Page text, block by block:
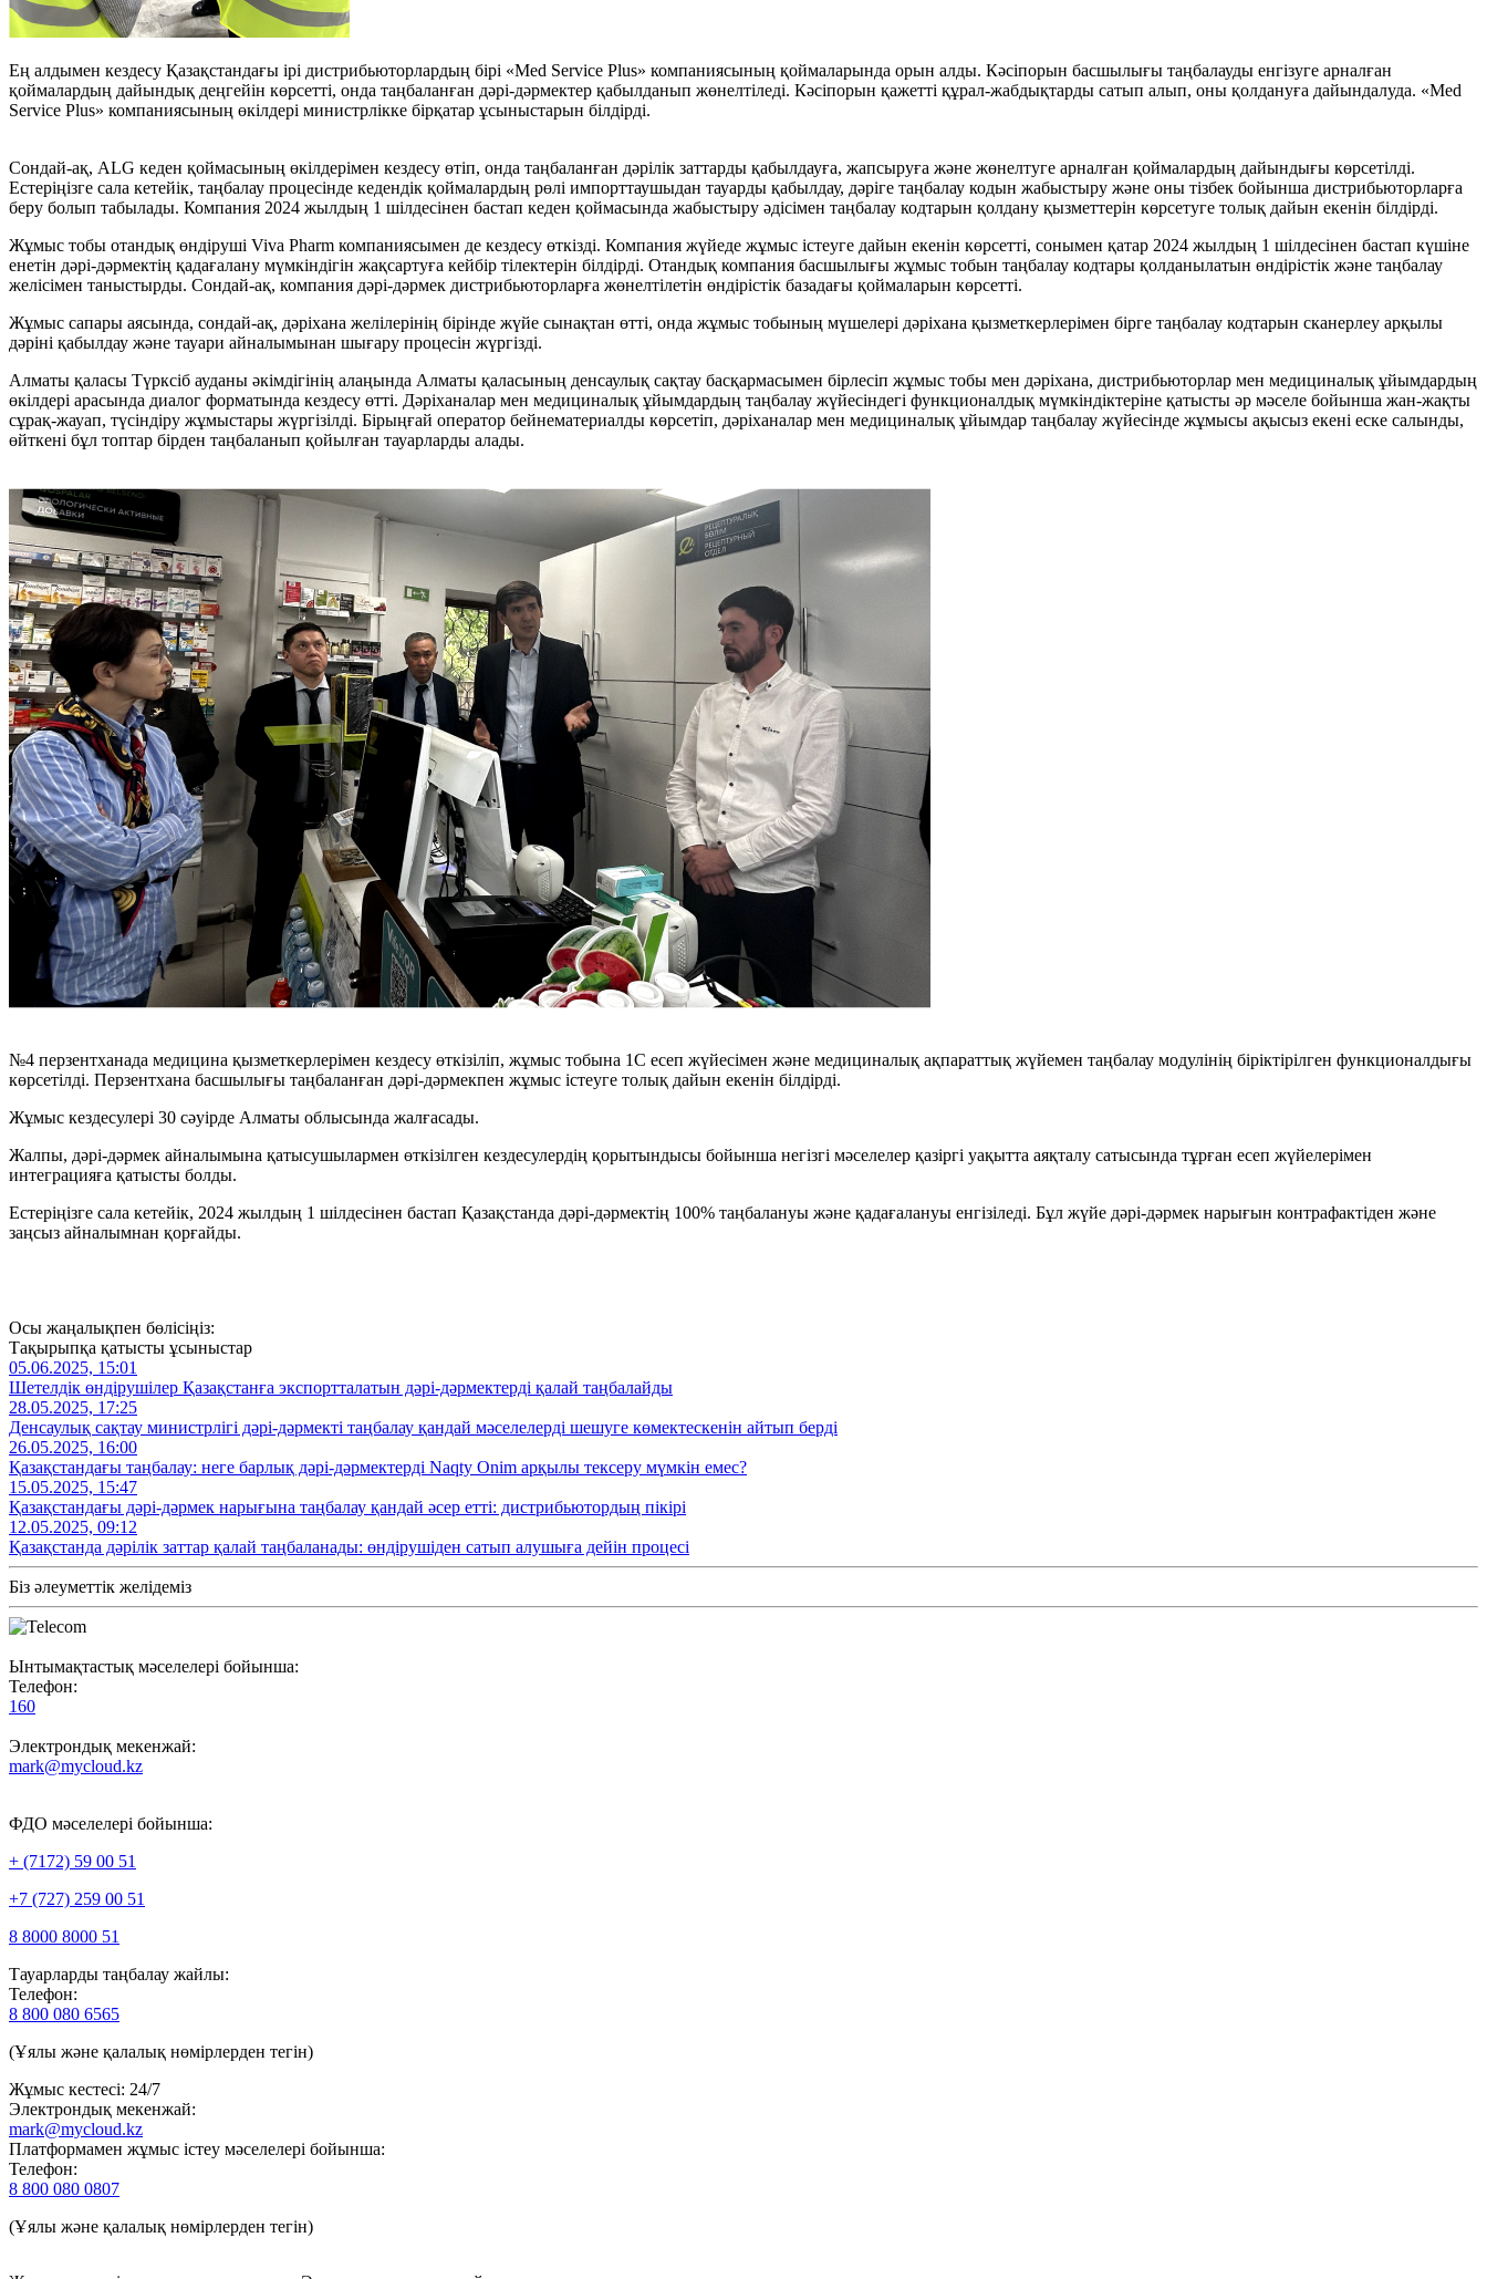
Ең алдымен кездесу Қазақстандағы ірі дистрибьюторлардың бірі «Med Service Plus» компаниясының қоймаларында орын алды. Кәсіпорын басшылығы таңбалауды енгізуге арналған
қоймалардың дайындық деңгейін көрсетті, онда таңбаланған дәрі-дәрмектер қабылданып жөнелтіледі. Кәсіпорын қажетті құрал-жабдықтарды сатып алып, оны қолдануға дайындалуда. «Med
Service Plus» компаниясының өкілдері министрлікке бірқатар ұсыныстарын білдірді.
Сондай-ақ, ALG кеден қоймасының өкілдерімен кездесу өтіп, онда таңбаланған дәрілік заттарды қабылдауға, жапсыруға және жөнелтуге арналған қоймалардың дайындығы көрсетілді.
Естеріңізге сала кетейік, таңбалау процесінде кедендік қоймалардың рөлі импорттаушыдан тауарды қабылдау, дәріге таңбалау кодын жабыстыру және оны тізбек бойынша дистрибьюторларға
беру болып табылады. Компания 2024 жылдың 1 шілдесінен бастап кеден қоймасында жабыстыру әдісімен таңбалау кодтарын қолдану қызметтерін көрсетуге толық дайын екенін білдірді.
Жұмыс тобы отандық өндіруші Viva Pharm компаниясымен де кездесу өткізді. Компания жүйеде жұмыс істеуге дайын екенін көрсетті, сонымен қатар 2024 жылдың 1 шілдесінен бастап күшіне
енетін дәрі-дәрмектің қадағалану мүмкіндігін жақсартуға кейбір тілектерін білдірді. Отандық компания басшылығы жұмыс тобын таңбалау кодтары қолданылатын өндірістік және таңбалау
желісімен таныстырды. Сондай-ақ, компания дәрі-дәрмек дистрибьюторларға жөнелтілетін өндірістік базадағы қоймаларын көрсетті.
Жұмыс сапары аясында, сондай-ақ, дәріхана желілерінің бірінде жүйе сынақтан өтті, онда жұмыс тобының мүшелері дәріхана қызметкерлерімен бірге таңбалау кодтарын сканерлеу арқылы
дәріні қабылдау және тауари айналымынан шығару процесін жүргізді.
Алматы қаласы Түрксіб ауданы әкімдігінің алаңында Алматы қаласының денсаулық сақтау басқармасымен бірлесіп жұмыс тобы мен дәріхана, дистрибьюторлар мен медициналық ұйымдардың
өкілдері арасында диалог форматында кездесу өтті. Дәріханалар мен медициналық ұйымдардың таңбалау жүйесіндегі функционалдық мүмкіндіктеріне қатысты әр мәселе бойынша жан-жақты
сұрақ-жауап, түсіндіру жұмыстары жүргізілді. Бірыңғай оператор бейнематериалды көрсетіп, дәріханалар мен медициналық ұйымдар таңбалау жүйесінде жұмысы ақысыз екені еске салынды,
өйткені бұл топтар бірден таңбаланып қойылған тауарларды алады.
№4 перзентханада медицина қызметкерлерімен кездесу өткізіліп, жұмыс тобына 1С есеп жүйесімен және медициналық ақпараттық жүйемен таңбалау модулінің біріктірілген функционалдығы
көрсетілді. Перзентхана басшылығы таңбаланған дәрі-дәрмекпен жұмыс істеуге толық дайын екенін білдірді.
Жұмыс кездесулері 30 сәуірде Алматы облысында жалғасады.
Жалпы, дәрі-дәрмек айналымына қатысушылармен өткізілген кездесулердің қорытындысы бойынша негізгі мәселелер қазіргі уақытта аяқталу сатысында тұрған есеп жүйелерімен
интеграцияға қатысты болды.
Естеріңізге сала кетейік, 2024 жылдың 1 шілдесінен бастап Қазақстанда дәрі-дәрмектің 100% таңбалануы және қадағалануы енгізіледі. Бұл жүйе дәрі-дәрмек нарығын контрафактіден және
заңсыз айналымнан қорғайды.
Осы жаңалықпен бөлісіңіз:
Тақырыпқа қатысты ұсыныстар
05.06.2025, 15:01
Шетелдік өндірушілер Қазақстанға экспортталатын дәрі-дәрмектерді қалай таңбалайды
28.05.2025, 17:25
Денсаулық сақтау министрлігі дәрі-дәрмекті таңбалау қандай мәселелерді шешуге көмектескенін айтып берді
26.05.2025, 16:00
Қазақстандағы таңбалау: неге барлық дәрі-дәрмектерді Naqty Onim арқылы тексеру мүмкін емес?
15.05.2025, 15:47
Қазақстандағы дәрі-дәрмек нарығына таңбалау қандай әсер етті: дистрибьютордың пікірі
12.05.2025, 09:12
Қазақстанда дәрілік заттар қалай таңбаланады: өндірушіден сатып алушыға дейін процесі
Біз әлеуметтік желідеміз
Ынтымақтастық мәселелері бойынша:
Телефон:
160
Электрондық мекенжай:
mark@mycloud.kz
ФДО мәселелері бойынша:
+ (7172) 59 00 51
+7 (727) 259 00 51
8 8000 8000 51
Тауарларды таңбалау жайлы:
Телефон:
8 800 080 6565
(Ұялы және қалалық нөмірлерден тегін)
Жұмыс кестесі: 24/7
Электрондық мекенжай:
mark@mycloud.kz
Платформамен жұмыс істеу мәселелері бойынша:
Телефон:
8 800 080 0807
(Ұялы және қалалық нөмірлерден тегін)